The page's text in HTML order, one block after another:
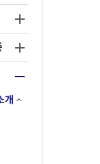
개